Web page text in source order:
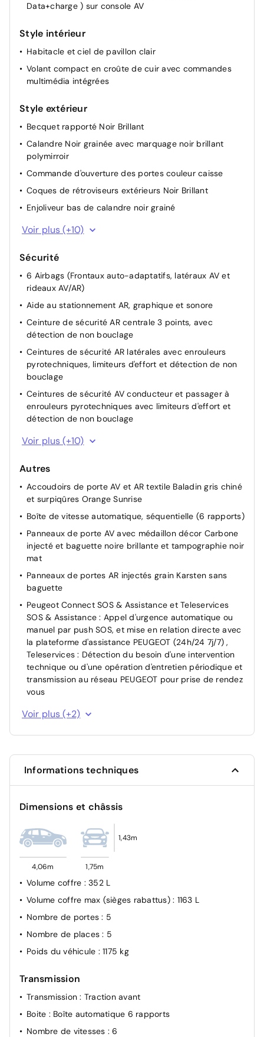
Télécommande 3 boutons + clé standard
Volant réglable en hauteur et en profondeur
Data+charge ) sur console AV
Style intérieur
Habitacle et ciel de pavillon clair
Volant compact en croûte de cuir avec commandes
multimédia intégrées
Style extérieur
Becquet rapporté Noir Brillant
Calandre Noir grainée avec marquage noir brillant
polymirroir
Commande d'ouverture des portes couleur caisse
Coques de rétroviseurs extérieurs Noir Brillant
Enjoliveur bas de calandre noir grainé
Enjoliveur DRL Noir grainé
Enjoliveur supérieur de calandre Noir grainé
Feux AR signature 3 griffes, stop à LEDs, recul et
indicateur de direction à lampe
Jantes tôle 16" avec enjoliveurs MONTI Gris Eclat avec
vernis brillant & noir grainé
Jupes AR inférieure noir grainé
Jupes AR supérieure noir grainé
Lécheurs de vitres Noir mat
à LED 3 griffes
Vitres latérales AR et lunette AR chauffante temporisée
Voir plus (+10)
Sécurité
6 Airbags (Frontaux auto-adaptatifs, latéraux AV et
rideaux AV/AR)
Aide au stationnement AR, graphique et sonore
Ceinture de sécurité AR centrale 3 points, avec
détection de non bouclage
Ceintures de sécurité AR latérales avec enrouleurs
pyrotechniques, limiteurs d'effort et détection de non
bouclage
Ceintures de sécurité AV conducteur et passager à
enrouleurs pyrotechniques avec limiteurs d'effort et
détection de non bouclage
Console basse avec frein de stationnement mécanique
Direction assistée électrique
ESP Déconnectable avec aide au démarrage en pente
Fixations ISOFIX et Top Tether aux places latérales AR
Pack Visibilité Allumage automatique des feux de
croisement
Pare-brise teinté
ABS, REF, AFU, CDS et TSM
roulant
Verrouillage centralisé
Voir plus (+10)
Autres
Accoudoirs de porte AV et AR textile Baladin gris chiné
et surpiqûres Orange Sunrise
Boîte de vitesse automatique, séquentielle (6 rapports)
Panneaux de porte AV avec médaillon décor Carbone
injecté et baguette noire brillante et tampographie noir
mat
Panneaux de portes AR injectés grain Karsten sans
baguette
Peugeot Connect SOS & Assistance et Teleservices
SOS & Assistance : Appel d'urgence automatique ou
manuel par push SOS, et mise en relation directe avec
la plateforme d'assistance PEUGEOT (24h/24 7j/7) ,
Teleservices : Détection du besoin d'une intervention
technique ou d'une opération d'entretien périodique et
transmission au réseau PEUGEOT pour prise de rendez
vous
Planche de bord Injecté avec Décor Carbone injecté et
baguette Noir brillante avec jonc chromé
Pack Safety Régulateur / Limiteur de vitesse, Freinage
élargie (3 caméras haut de pare-brise) et protection
des usagers de la route vulnérables (piétons,
cyclistes,), Alerte active de franchissement involontaire
de ligne et bas côté, Reconnaissance étendue des
panneaux de signalisation et préconisation de vitesse,
Alerte attention conducteur pilotée par caméra interne
Voir plus (+2)
Informations techniques
Dimensions et châssis
4,06m 1,75m
1,43m
Volume coffre : 352 L
Volume coffre max (sièges rabattus) : 1163 L
Nombre de portes: 5
Nombre de places: 5
Poids du véhicule : 1175 kg
Transmission
Transmission: Traction avant
Boite : Boîte automatique 6 rapports
Nombre de vitesses : 6